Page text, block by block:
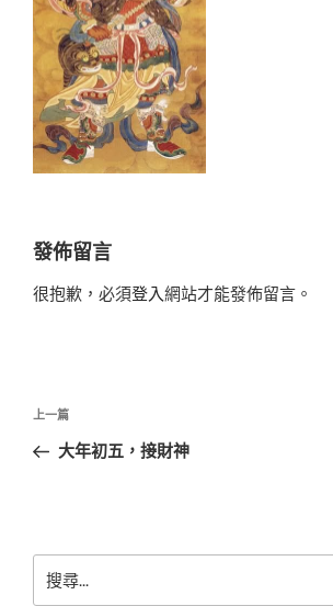
發佈留言
很抱歉，必須登入網站才能發佈留言。
文
導
上
一
上一篇
大年初五，接財神
尋